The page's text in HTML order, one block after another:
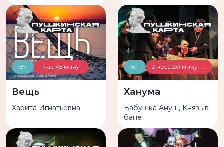
18+ 1 час 45 минут
Вещь
Харита Игнатьевна
16+
Ханума
Бабушка Ануш, Князь в
бане